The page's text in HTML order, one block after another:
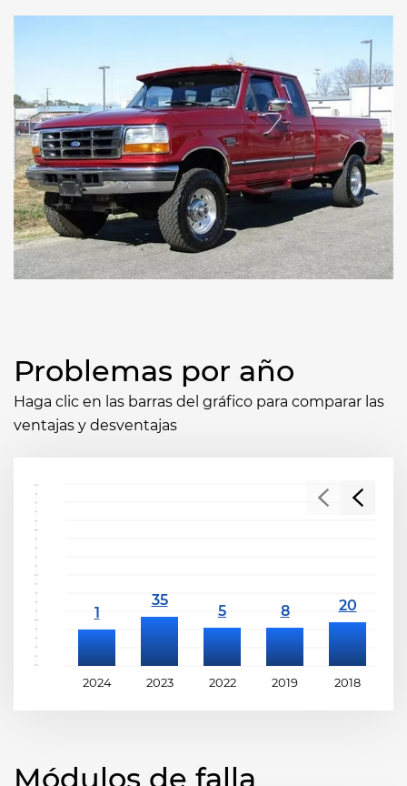
Problemas por año
Haga clic en las barras del gráfico para comparar las
ventajas y desventajas
2024 2023 2022 2019 2018
Módulos de falla